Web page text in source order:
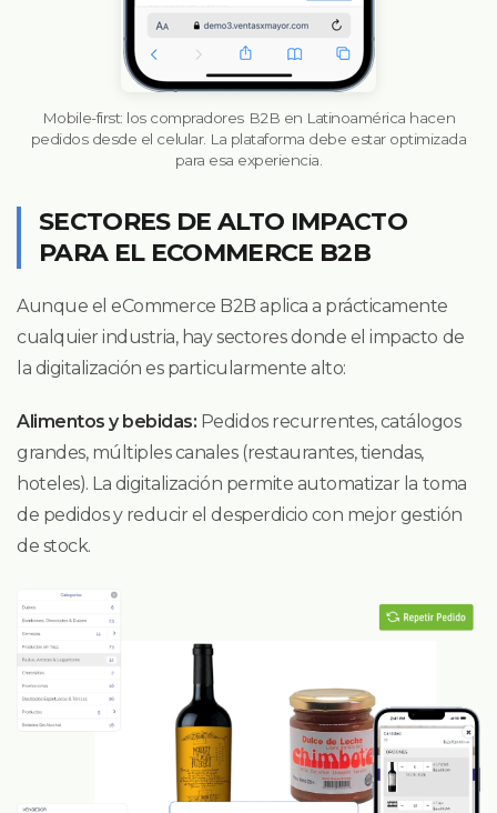
Mobile-first: los compradores B2B en Latinoamérica hacen
pedidos desde el celular. La plataforma debe estar optimizada
para esa experiencia.
SECTORES DE ALTO IMPACTO
PARA EL ECOMMERCE B2B
Aunque el eCommerce B2B aplica a prácticamente
cualquier industria, hay sectores donde el impacto de
la digitalización es particularmente alto:
Alimentos y bebidas: Pedidos recurrentes, catálogos
grandes, múltiples canales (restaurantes, tiendas,
hoteles). La digitalización permite automatizar la toma
de pedidos y reducir el desperdicio con mejor gestión
de stock.